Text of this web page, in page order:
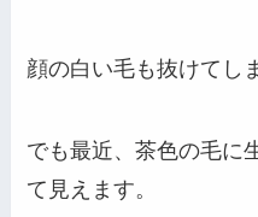
顔の白い毛も抜けてし
でも最近、茶色の毛に
て見えます。